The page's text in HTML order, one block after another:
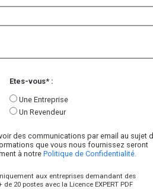
Etes-vous* :
Une Entreprise
Un Revendeur
des communications par email au sujet
que vous nous fournissez seront
à notre Politique de Confidentialité.
aux entreprises demandant des
20 postes avec la Licence EXPERT PDF